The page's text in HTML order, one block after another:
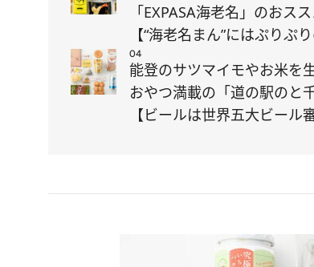
「EXPASA海老名」のおス
【“海老名まん”にはぷりぷ
04
能登のサツマイモやお米を
おやつ満載の「道の駅のと
【ビールは世界五大ビール